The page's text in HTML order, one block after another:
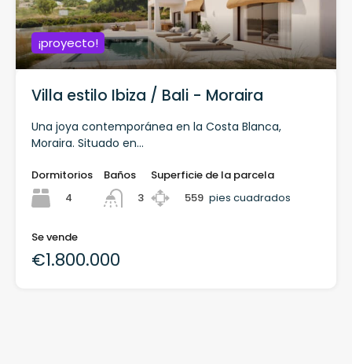
¡proyecto!
Villa estilo Ibiza / Bali - Moraira
Una joya contemporánea en la Costa Blanca,
Moraira. Situado en...
Dormitorios
4
Baños
3
Superficie de la parcela
559 pies cuadrados
Se vende
€1.800.000